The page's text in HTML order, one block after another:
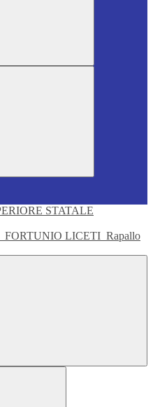
FORTUNIO LICETI Rapallo